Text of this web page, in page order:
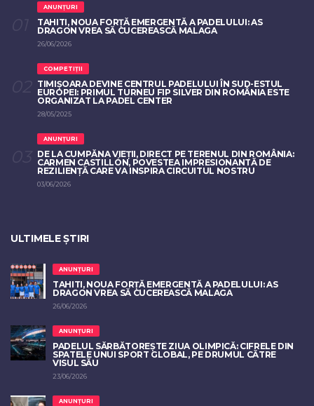
ANUNȚURI
TAHITI, NOUA FORȚĂ EMERGENTĂ A PADELULUI: AS
DRAGON VREA SĂ CUCEREASCĂ MALAGA
26/06/2026
COMPETIȚII
TIMIȘOARA DEVINE CENTRUL PADELULUI ÎN SUD-ESTUL
EUROPEI: PRIMUL TURNEU FIP SILVER DIN ROMÂNIA ESTE
ORGANIZAT LA PADEL CENTER
28/05/2025
ANUNȚURI
DE LA CUMPĂNA VIEȚII, DIRECT PE TERENUL DIN ROMÂNIA:
CARMEN CASTILLÓN, POVESTEA IMPRESIONANTĂ DE
REZILIENȚĂ CARE VA INSPIRA CIRCUITUL NOSTRU
03/06/2026
ULTIMELE ȘTIRI
ANUNȚURI
TAHITI, NOUA FORȚĂ EMERGENTĂ A PADELULUI: AS
DRAGON VREA SĂ CUCEREASCĂ MALAGA
26/06/2026
ANUNȚURI
PADELUL SĂRBĂTOREȘTE ZIUA OLIMPICĂ: CIFRELE DIN
SPATELE UNUI SPORT GLOBAL, PE DRUMUL CĂTRE
VISUL SĂU
23/06/2026
ANUNȚURI